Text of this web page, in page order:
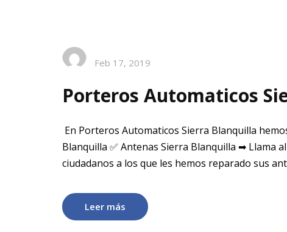
Feb 17, 2019
Porteros Automaticos
En Porteros Automaticos Sierra Blanquilla
Blanquilla ✅ Antenas Sierra Blanquilla ➡ Llama
ciudadanos a los que les hemos reparado sus
Leer más